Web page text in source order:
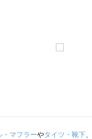
・マフラーやタイツ・靴下